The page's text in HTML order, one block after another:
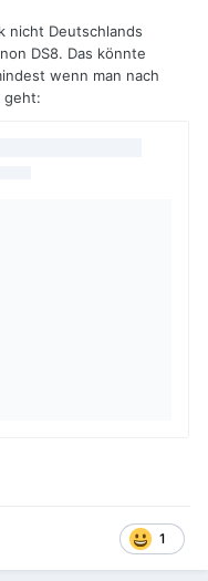
nicht Deutschlands
DS8. Das könnte
wenn man nach
geht:
1